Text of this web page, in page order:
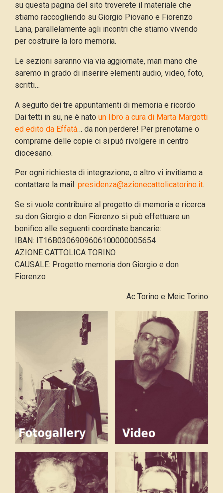
su questa pagina del sito troverete il materiale che
stiamo raccogliendo su Giorgio Piovano e Fiorenzo
Lana, parallelamente agli incontri che stiamo vivendo
per costruire la loro memoria.
Le sezioni saranno via via aggiornate, man mano che
saremo in grado di inserire elementi audio, video, foto,
scritti…
A seguito dei tre appuntamenti di memoria e ricordo
Dai tetti in su, ne è nato un libro a cura di Marta Margotti
ed edito da Effatà… da non perdere! Per prenotarne o
comprarne delle copie ci si può rivolgere in centro
diocesano.
Per ogni richiesta di integrazione, o altro vi invitiamo a
contattare la mail: presidenza@azionecattolicatorino.it.
Se si vuole contribuire al progetto di memoria e ricerca
su don Giorgio e don Fiorenzo si può effettuare un
bonifico alle seguenti coordinate bancarie:
IBAN: IT16B0306909606100000005654
AZIONE CATTOLICA TORINO
CAUSALE: Progetto memoria don Giorgio e don
Fiorenzo
Ac Torino e Meic Torino